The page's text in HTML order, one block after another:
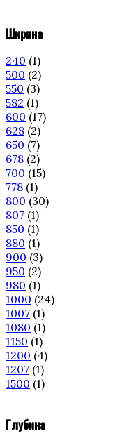
Ширина
240 (1)
500 (2)
550 (3)
582 (1)
600 (17)
628 (2)
650 (7)
678 (2)
700 (15)
778 (1)
800 (30)
807 (1)
850 (1)
880 (1)
900 (3)
950 (2)
980 (1)
1000 (24)
1007 (1)
1080 (1)
1150 (1)
1200 (4)
1207 (1)
1500 (1)
Глубина